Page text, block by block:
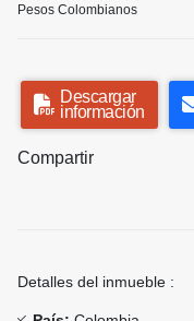
Pesos Colombianos
Descargar
información
Compartir
Detalles del inmueble :